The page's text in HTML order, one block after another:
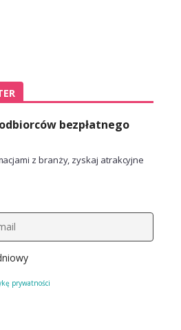
bezpłatnego
z branży, zyskaj atrakcyjne
prywatności